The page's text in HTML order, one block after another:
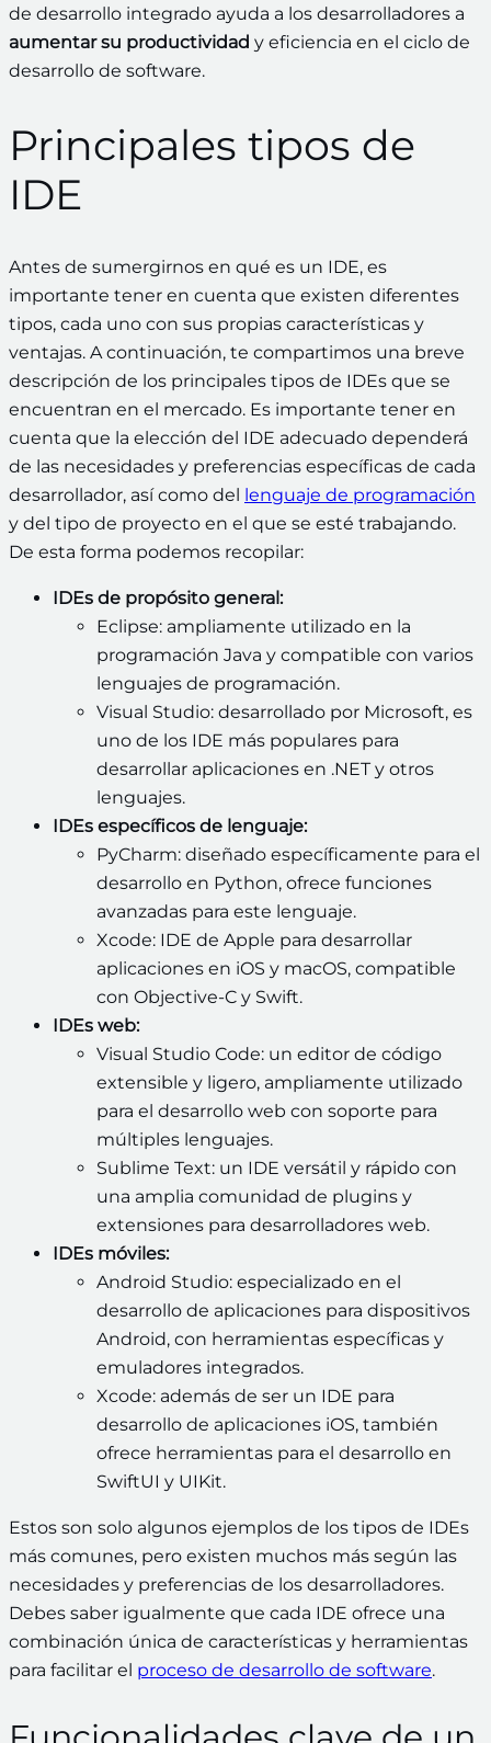
de desarrollo integrado ayuda a los desarrolladores a
aumentar su productividad y eficiencia en el ciclo de
desarrollo de software.
Principales tipos de
IDE
Antes de sumergirnos en qué es un IDE, es
importante tener en cuenta que existen diferentes
tipos, cada uno con sus propias características y
ventajas. A continuación, te compartimos una breve
descripción de los principales tipos de IDEs que se
encuentran en el mercado. Es importante tener en
cuenta que la elección del IDE adecuado dependerá
de las necesidades y preferencias específicas de cada
desarrollador, así como del lenguaje de programación
y del tipo de proyecto en el que se esté trabajando.
De esta forma podemos recopilar:
IDEs de propósito general:
Eclipse: ampliamente utilizado en la
programación Java y compatible con varios
lenguajes de programación.
Visual Studio: desarrollado por Microsoft, es
uno de los IDE más populares para
desarrollar aplicaciones en .NET y otros
lenguajes.
IDEs específicos de lenguaje:
PyCharm: diseñado específicamente para el
desarrollo en Python, ofrece funciones
avanzadas para este lenguaje.
Xcode: IDE de Apple para desarrollar
aplicaciones en iOS y macOS, compatible
con Objective-C y Swift.
IDEs web:
Visual Studio Code: un editor de código
extensible y ligero, ampliamente utilizado
para el desarrollo web con soporte para
múltiples lenguajes.
Sublime Text: un IDE versátil y rápido con
una amplia comunidad de plugins y
extensiones para desarrolladores web.
IDEs móviles:
Android Studio: especializado en el
desarrollo de aplicaciones para dispositivos
Android, con herramientas específicas y
emuladores integrados.
Xcode: además de ser un IDE para
desarrollo de aplicaciones iOS, también
ofrece herramientas para el desarrollo en
SwiftUI y UIKit.
Estos son solo algunos ejemplos de los tipos de IDEs
más comunes, pero existen muchos más según las
necesidades y preferencias de los desarrolladores.
Debes saber igualmente que cada IDE ofrece una
combinación única de características y herramientas
para facilitar el proceso de desarrollo de software.